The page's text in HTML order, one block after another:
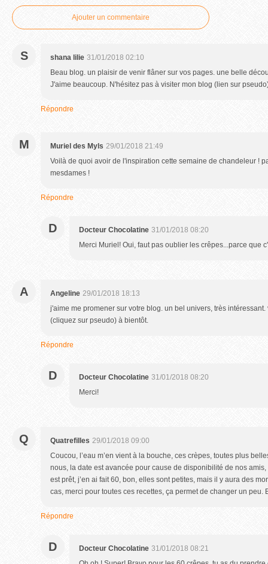
Ajouter un commentaire
S shana lilie 31/01/2018 02:10
Beau blog. un plaisir de venir flâner sur vos pages. une belle
J'aime beaucoup. N'hésitez pas à visiter mon blog (lien sur
Répondre
M Muriel des Myls 29/01/2018 21:49
Voilà de quoi avoir de l'inspiration cette semaine de chandeleur !
mesdames !
Répondre
D Docteur Chocolatine 31/01/2018 08:20
Merci Muriel! Oui, faut pas oublier les crêpes...parce que
A Angeline 29/01/2018 18:13
j'aime me promener sur votre blog. un bel univers, très
(cliquez sur pseudo) à bientôt.
Répondre
D Docteur Chocolatine 31/01/2018 08:20
Merci!
Q Quatrefilles 29/01/2018 09:00
Coucou, l’eau m’en vient à la bouche, ces crèpes, toutes plus
nous, la date est avancée pour cause de disponibilité de nos amis,
est prêt, j’en ai fait 60, bon, elles sont petites, mais il y aura des
cas, merci pour toutes ces recettes, ça permet de changer un peu.
Répondre
D Docteur Chocolatine 31/01/2018 08:21